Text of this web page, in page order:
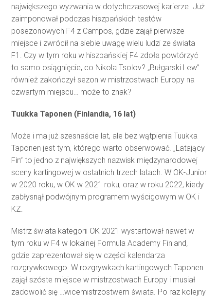
największego wyzwania w dotychczasowej karierze. Już
zaimponował podczas hiszpańskich testów
posezonowych F4 z Campos, gdzie zajął pierwsze
miejsce i zwrócił na siebie uwagę wielu ludzi ze świata
F1. Czy w tym roku w hiszpańskiej F4 zdoła powtórzyć
to samo osiągnięcie, co Nikola Tsolov? „Bułgarski Lew”
również zakończył sezon w mistrzostwach Europy na
czwartym miejscu… może to znak?
Tuukka Taponen (Finlandia, 16 lat)
Może i ma już szesnaście lat, ale bez wątpienia Tuukka
Taponen jest tym, którego warto obserwować. „Latający
Fin” to jedno z największych nazwisk międzynarodowej
sceny kartingowej w ostatnich trzech latach. W OK-Junior
w 2020 roku, w OK w 2021 roku, oraz w roku 2022, kiedy
zabłysnął podwójnym programem wyścigowym w OK i
KZ.
Mistrz świata kategorii OK 2021 wystartował nawet w
tym roku w F4 w lokalnej Formula Academy Finland,
gdzie zaprezentował się w części kalendarza
rozgrywkowego. W rozgrywkach kartingowych Taponen
zajął szóste miejsce w mistrzostwach Europy i musiał
zadowolić się …wicemistrzostwem świata. Po raz kolejny